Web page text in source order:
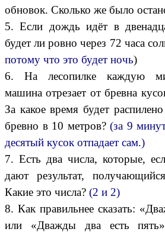
обновок. Сколько же было
5. Если дождь идёт в
будет ли ровно через 72 часа
потому что это будет ночь)
6. На лесопилке каждую
машина отрезает от бревна
За какое время будет
бревно в 10 метров?(за 9
десятый кусок отпадает сам.)
7. Есть два числа, которые,
дают результат,
Какие это числа? (2 и 2)
8. Как правильнее сказать:
или «Дважды два есть